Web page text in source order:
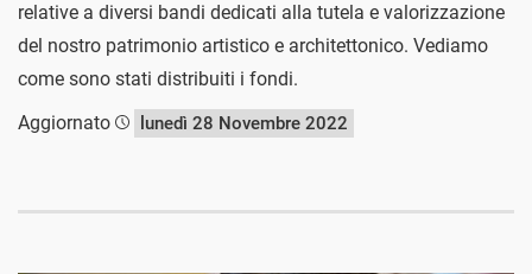
relative a diversi bandi dedicati alla tutela e valorizzazione
del nostro patrimonio artistico e architettonico. Vediamo
come sono stati distribuiti i fondi.
Aggiornato
lunedì 28 Novembre 2022